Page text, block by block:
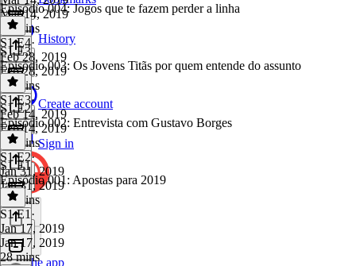
History
Create account
Sign in
Get the app
Mar 14, 2019
59 mins
Episódio 004: Jogos que te fazem perder a linha
S1 E4·
Feb 28, 2019
Feb 28, 2019
38 mins
S1 E3
Episódio 003: Os Jovens Titãs por quem entende do assunto
S1 E3·
Feb 14, 2019
Feb 14, 2019
55 mins
S1 E2
Episódio 002: Entrevista com Gustavo Borges
S1 E2·
Jan 31, 2019
Jan 31, 2019
53 mins
S1 E1
Episódio 001: Apostas para 2019
S1 E1 ·
Jan 17, 2019
Jan 17, 2019
28 mins